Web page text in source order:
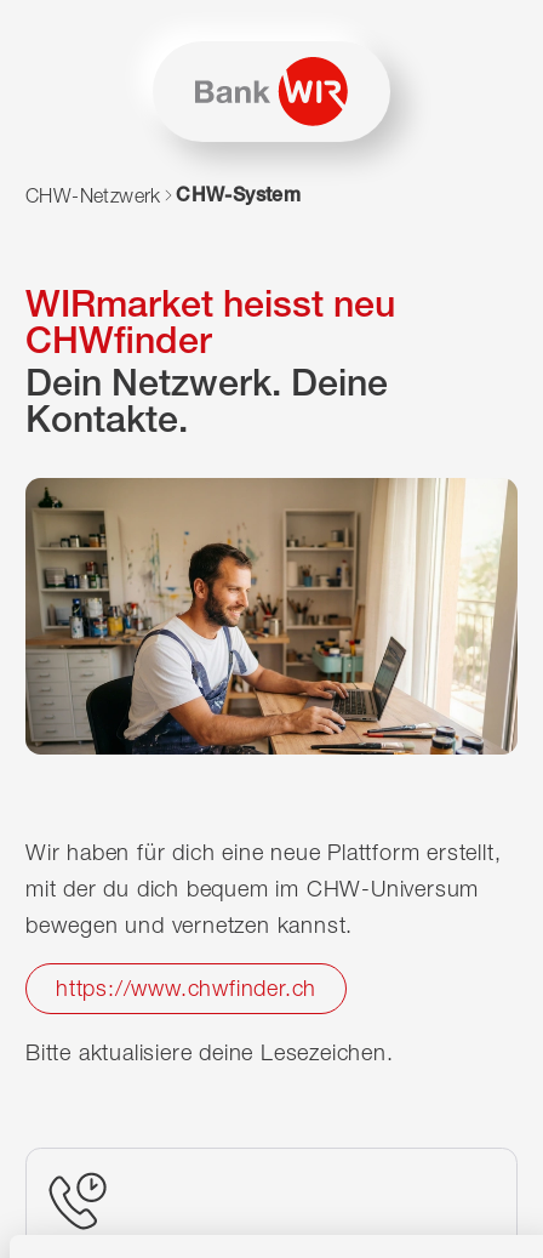
Zum Navigieren dieser Seite wird JavaScript benötigt.
CHW-Netzwerk CHW-System
WIRmarket heisst neu
CHWfinder
Dein Netzwerk. Deine
Kontakte.
Wir haben für dich eine neue Plattform erstellt,
mit der du dich bequem im CHW-Universum
bewegen und vernetzen kannst.
https://www.chwfinder.ch
Bitte aktualisiere deine Lesezeichen.